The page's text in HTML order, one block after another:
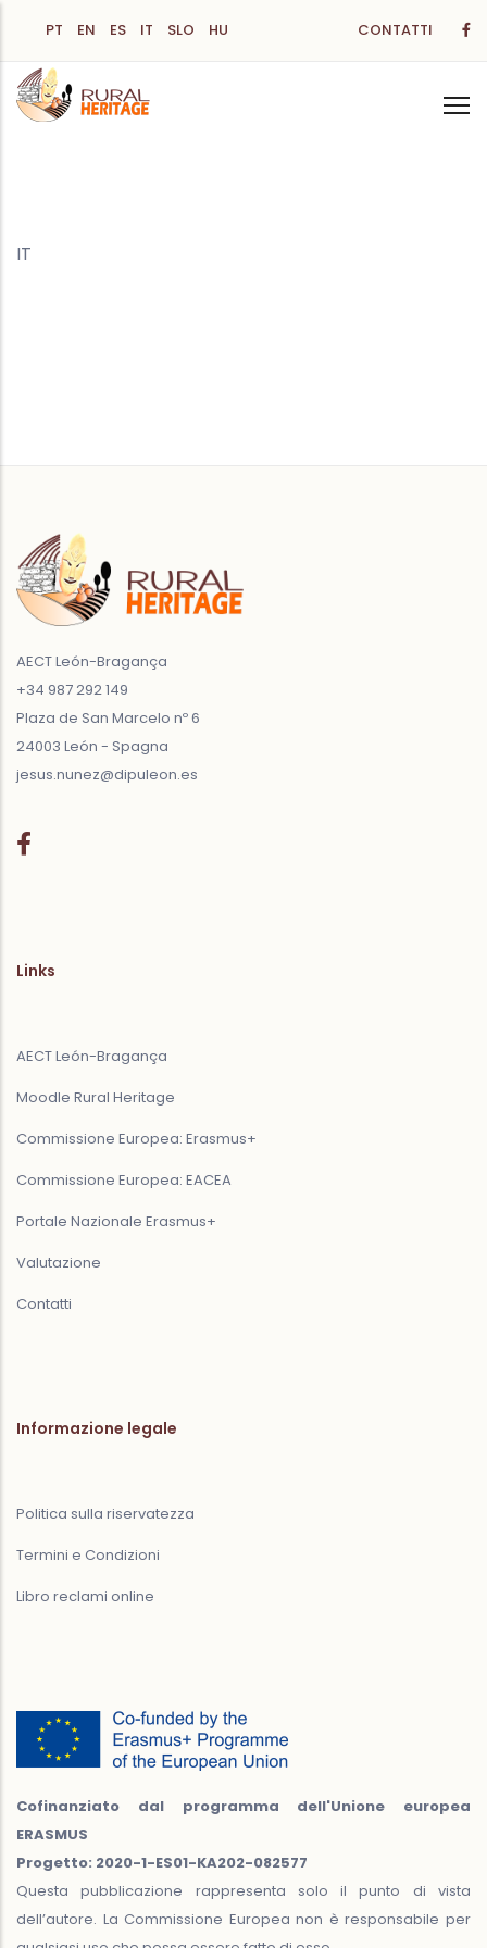
contenuto
principale
PT EN ES IT SLO HU CONTATTI
IT
AECT León-Bragança
+34 987 292 149
Plaza de San Marcelo nº 6
24003 León - Spagna
jesus.nunez@dipuleon.es
Links
AECT León-Bragança
Moodle Rural Heritage
Commissione Europea: Erasmus+
Commissione Europea: EACEA
Portale Nazionale Erasmus+
Valutazione
Contatti
Informazione legale
Politica sulla riservatezza
Termini e Condizioni
Libro reclami online
Cofinanziato dal programma dell'Unione europea
ERASMUS
Progetto: 2020-1-ES01-KA202-082577
Questa pubblicazione rappresenta solo il punto di vista
dell’autore. La Commissione Europea non è responsabile per